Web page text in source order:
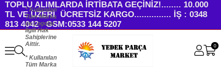
TOPLU ALIMLARDA İRTİBATA GEÇİNİZ!........ 10.000
TL VE ÜZERİ ÜCRETSİZ KARGO............... İŞ : 0348
813 4042 GSM:0533 144 5207
* Kullanılan
Tüm Marka
ve Logolar
İlgili Hak
Sahiplerine
Aittir.
* Kullanılan
Tüm Marka
0